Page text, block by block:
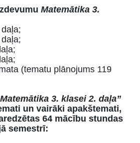
Matemātika 3.
(tematu plānojums 119
Matemātika 3. klasei 2. daļa”
un vairāki apakštemati,
64 mācību stundas
semestrī: